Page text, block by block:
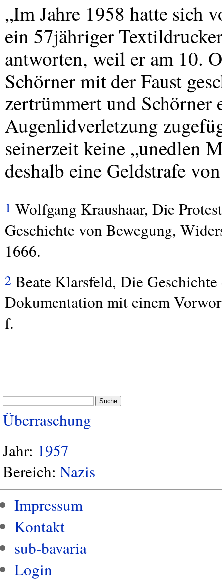
„Im Jahre 1958 hatte sich
ein 57jähriger
antworten, weil er am 10.
Schörner mit der Faust
zertrümmert und Schörner
Augenlidverletzung
seinerzeit keine „unedlen
deshalb eine Geldstrafe
1 Wolfgang Kraushaar, Die
Geschichte von Bewegung,
1666.
2 Beate Klarsfeld, Die
Dokumentation mit einem
f.
Suche
Überraschung
Jahr: 1957
Bereich: Nazis
Impressum
Kontakt
sub-bavaria
Login